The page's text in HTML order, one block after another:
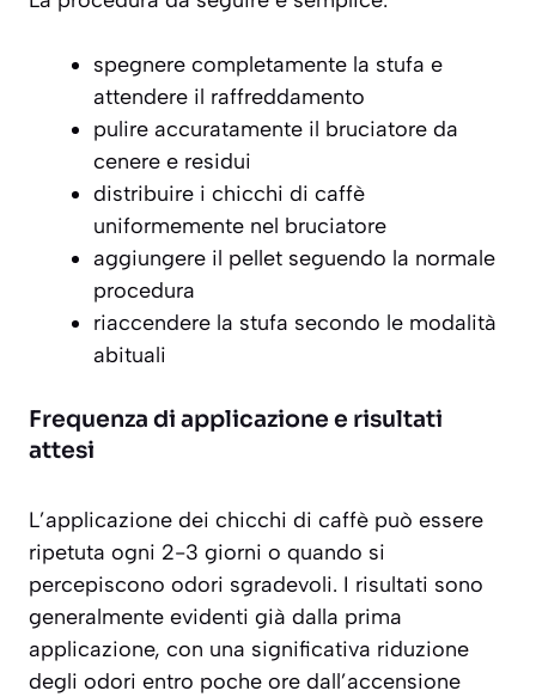
spegnere completamente la stufa e
attendere il raffreddamento
pulire accuratamente il bruciatore da
cenere e residui
distribuire i chicchi di caffè
uniformemente nel bruciatore
aggiungere il pellet seguendo la normale
procedura
riaccendere la stufa secondo le modalità
abituali
Frequenza di applicazione e risultati
attesi
L’applicazione dei chicchi di caffè può essere
ripetuta ogni 2-3 giorni o quando si
percepiscono odori sgradevoli. I risultati sono
generalmente evidenti già dalla prima
applicazione, con una significativa riduzione
degli odori entro poche ore dall’accensione